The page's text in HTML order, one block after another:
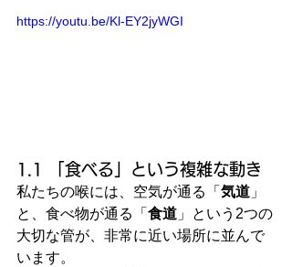
https://youtu.be/Kl-EY2jyWGI
1.1 「食べる」という複雑な動き
私たちの喉には、空気が通る「 気道 」
と、食べ物が通る「 食道 」という2つの
大切な管が、非常に近い場所に並んで
います。